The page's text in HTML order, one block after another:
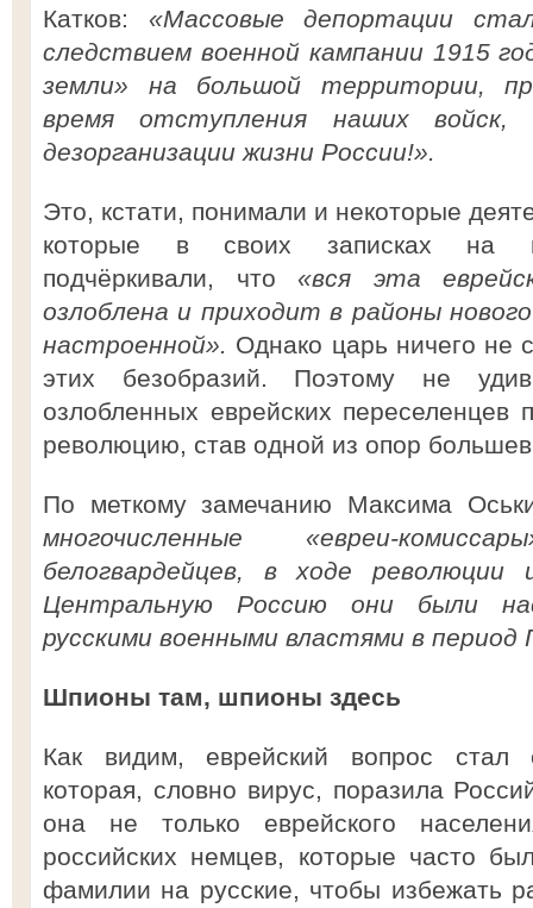
Катков: «Массовые депортации
следствием военной кампании 1915
земли» на большой территории,
время отступления наших войск,
дезорганизации жизни России!».
Это, кстати, понимали и некоторые
которые в своих записках на
подчёркивали, что«вся эта
озлоблена и приходит в районы
настроенной». Однако царь ничего не
этих безобразий. Поэтому не
озлобленных еврейских переселенцев
революцию, став одной из опор
По меткому замечанию Максима
многочисленные «евреи-
белогвардейцев, в ходе
Центральную Россию они были
русскими военными властями в период
Шпионы там, шпионы здесь
Как видим, еврейский вопрос стал
которая, словно вирус, поразила
она не только еврейского
российских немцев, которые часто
фамилии на русские, чтобы избежать